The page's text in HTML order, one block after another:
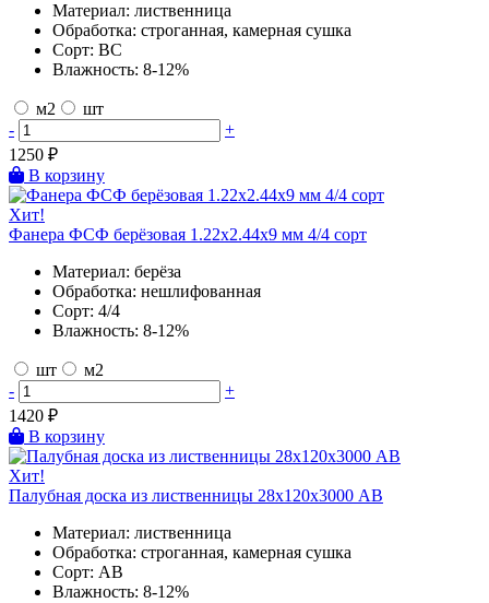
Материал: лиственница
Обработка: строганная, камерная сушка
Сорт: BC
Влажность: 8-12%
м2
шт
-
+
1250 ₽
В корзину
Хит!
Фанера ФСФ берёзовая 1.22х2.44х9 мм 4/4 сорт
Материал: берёза
Обработка: нешлифованная
Сорт: 4/4
Влажность: 8-12%
шт
м2
-
+
1420 ₽
В корзину
Хит!
Палубная доска из лиственницы 28х120х3000 AB
Материал: лиственница
Обработка: строганная, камерная сушка
Сорт: AB
Влажность: 8-12%